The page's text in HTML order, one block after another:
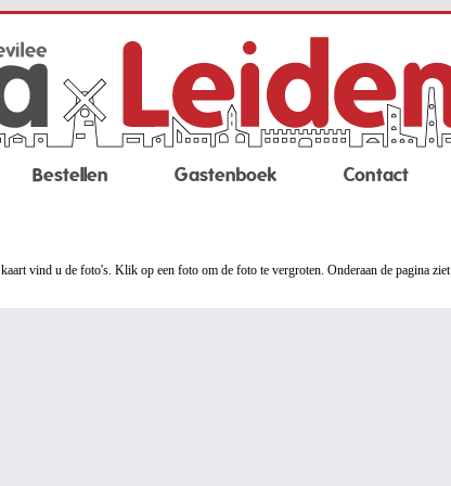
Bestellen Gastenboek Contact
vind u de foto's. Klik op een foto om de foto te vergroten. Onderaan de pagina ziet